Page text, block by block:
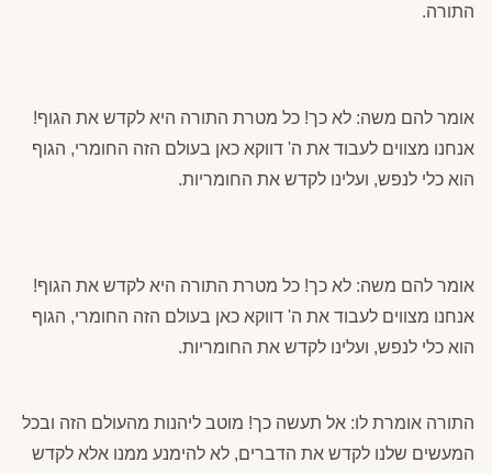
התורה.
אומר להם משה: לא כך! כל מטרת התורה היא לקדש את הגוף!
אנחנו מצווים לעבוד את ה' דווקא כאן בעולם הזה החומרי, הגוף
הוא כלי לנפש, ועלינו לקדש את החומריות.
אומר להם משה: לא כך! כל מטרת התורה היא לקדש את הגוף!
אנחנו מצווים לעבוד את ה' דווקא כאן בעולם הזה החומרי, הגוף
הוא כלי לנפש, ועלינו לקדש את החומריות.
התורה אומרת לו: אל תעשה כך! מוטב ליהנות מהעולם הזה ובכל
המעשים שלנו לקדש את הדברים, לא להימנע ממנו אלא לקדש